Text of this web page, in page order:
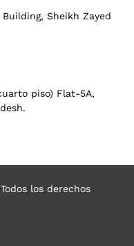
Sheikh Zayed
piso) Flat-5A,
los derechos